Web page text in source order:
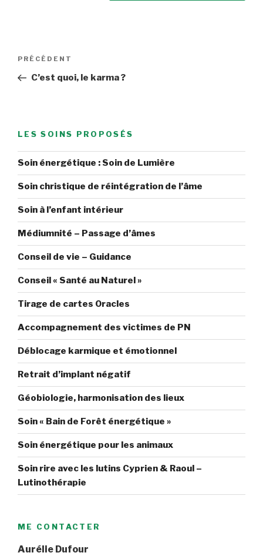
Navigation
l’article
Article
précédent
PRÉCÉDENT
C’est quoi, le karma ?
LES SOINS PROPOSÉS
Soin énergétique : Soin de Lumière
Soin christique de réintégration de l’âme
Soin à l’enfant intérieur
Médiumnité – Passage d’âmes
Conseil de vie – Guidance
Conseil « Santé au Naturel »
Tirage de cartes Oracles
Accompagnement des victimes de PN
Déblocage karmique et émotionnel
Retrait d’implant négatif
Géobiologie, harmonisation des lieux
Soin « Bain de Forêt énergétique »
Soin énergétique pour les animaux
Soin rire avec les lutins Cyprien & Raoul –
Lutinothérapie
ME CONTACTER
Aurélie Dufour